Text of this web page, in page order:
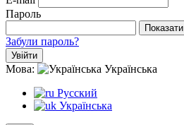
Пароль
Показати
Забули пароль?
Увійти
Мова:
Українська
Русский
Українська